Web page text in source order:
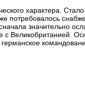
характера.
потребовалось
значительно
с Великобританией.